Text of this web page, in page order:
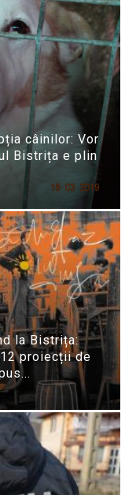
câinilor: Vor
Bistrița e plin
la Bistrița:
proiecții de